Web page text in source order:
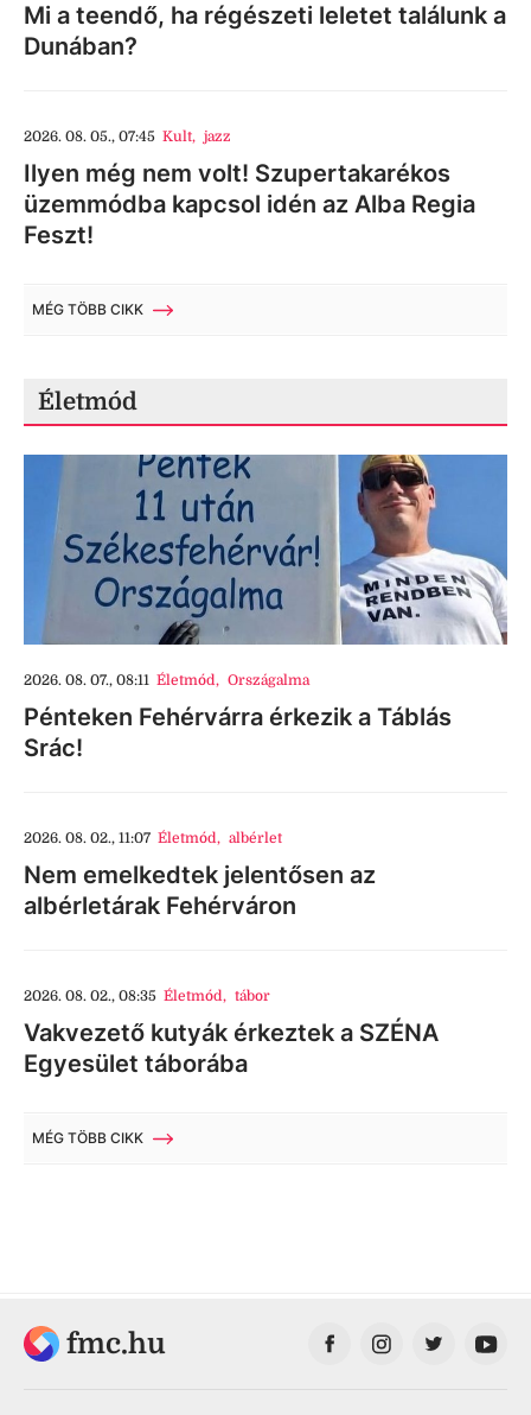
Mi a teendő, ha régészeti leletet találunk a
Dunában?
2026. 08. 05., 07:45 Kult, jazz
Ilyen még nem volt! Szupertakarékos
üzemmódba kapcsol idén az Alba Regia
Feszt!
MÉG TÖBB CIKK
Életmód
2026. 08. 07., 08:11 Életmód, Országalma
Pénteken Fehérvárra érkezik a Táblás
Srác!
2026. 08. 02., 11:07 Életmód, albérlet
Nem emelkedtek jelentősen az
albérletárak Fehérváron
2026. 08. 02., 08:35 Életmód, tábor
Vakvezető kutyák érkeztek a SZÉNA
Egyesület táborába
MÉG TÖBB CIKK
fmc.hu